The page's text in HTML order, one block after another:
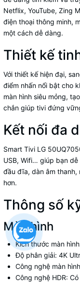
Netflix, YouTube, Zing
điện thoại thông minh,
một cách dễ dàng.
Thiết kế
Với thiết kế hiện đại,
điểm nhấn nổi bật cho
màn hình siêu mỏng,
chắn giúp tivi đứng
Kết nối đa
Smart Tivi LG
USB, Wifi… giúp bạn
đầu đĩa, dàn âm
hơn.
Thông số
Màn hình
Kích thước màn
Độ phân giải: 4K
Công nghệ màn
Công nghệ HDR: Có